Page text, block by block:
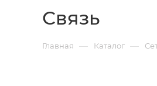
Связь
Главная — Каталог —